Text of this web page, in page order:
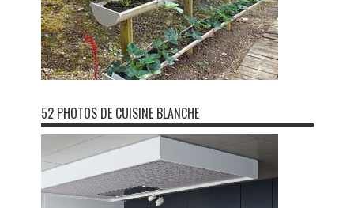
52 PHOTOS DE CUISINE BLANCHE